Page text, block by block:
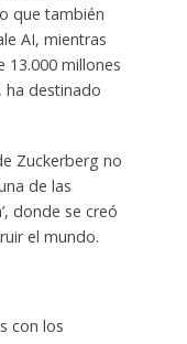
que también
AI, mientras
millones
ha destinado
Zuckerberg no
de las
donde se creó
el mundo.
con los